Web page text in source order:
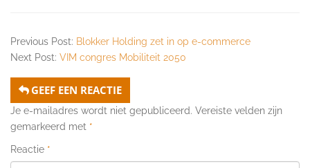
Previous Post: Blokker Holding zet in op e-commerce
Next Post: VIM congres Mobiliteit 2050
GEEF EEN REACTIE
Je e-mailadres wordt niet gepubliceerd. Vereiste velden zijn
gemarkeerd met *
Reactie *